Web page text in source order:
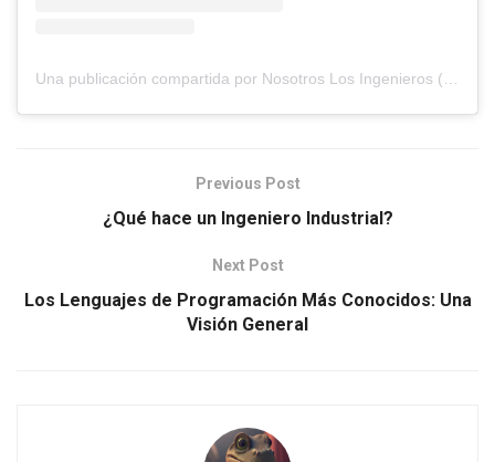
Previous Post
¿Qué hace un Ingeniero Industrial?
Next Post
Los Lenguajes de Programación Más Conocidos: Una
Visión General